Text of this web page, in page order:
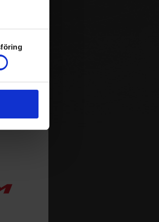
ändra
för
enhet
kan
när